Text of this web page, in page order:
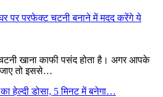
पर परफेक्ट चटनी बनाने में मदद करेंगे ये
खाना काफी पसंद होता है। अगर आपके
जाए तो इससे…
हेल्दी डोसा, 5 मिनट में बनेगा…